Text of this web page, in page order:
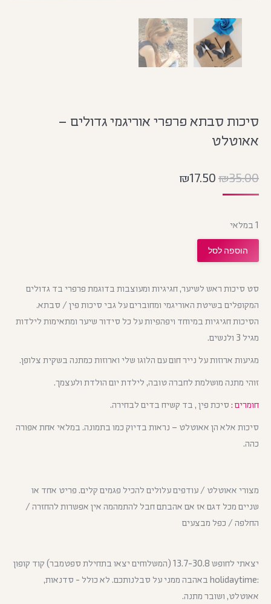
סיכות סבתא פרפרי אוריגמי גדולים –
אאוטלט
₪35.00
₪17.50
סט סיכות ראש לשיער, חגיגיות ומעוצבות בדוגמת פרפרי בד גדולים
המקופלים בשיטת האוריגמי ומחוברים על גבי סיכות פין / סבתא.
הסיכות חגיגיות במיוחד ויפהפיות על כל סידור שיער ומתאימות לילדות
מגיל 3 ולנשים.
מגיעות ארוזות על נייר חום עם הלוגו שלי וארוזות כמתנה בשקית צלופן.
זוהי מתנה מושלמת לחברה טובה, לילדת יום הולדת ולעצמך.
חומרים : סיכת פין , בד קשיח בדים לבחירה.
סיכות אלא הן אאוטלט – נראות בדיוק כמו בתמונה. במלאי אחת אפורה
כהה.
מצורי אאוטלט / עודפים עלולים להכיל פגמים קלים. פריט אחד או
שניים מכל דגם אז אם אהבתם חבל להתמהמה אין אפשרות להחזרה /
החלפה / כפל מבצעים
יצאתי לחופש 13.7-30.8 (המשלוחים יצאו בתחילת ספטמבר) קוד קופון
:holidaytime באהבה ממני על סבלנותכם. לא כולל - סדנאות,
אאוטלט, ושובר מתנה.
1 במלאי
הוספה לסל